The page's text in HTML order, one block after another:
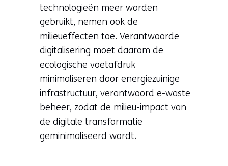
technologieën meer worden
gebruikt, nemen ook de
milieueffecten toe. Verantwoorde
digitalisering moet daarom de
ecologische voetafdruk
minimaliseren door energiezuinige
infrastructuur, verantwoord e-waste
beheer, zodat de milieu-impact van
de digitale transformatie
geminimaliseerd wordt.